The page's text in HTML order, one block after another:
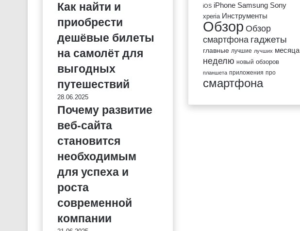
Как найти и
приобрести
дешёвые билеты
на самолёт для
выгодных
путешествий
28.06.2025
Почему развитие
веб-сайта
становится
необходимым
для успеха и
роста
современной
компании
iOS iPhone Samsung Sony
xperia Инструменты
Обзор Обзор
смартфона гаджеты
главные лучшие лучших месяца
неделю новый обзоров
планшета приложения про
смартфона